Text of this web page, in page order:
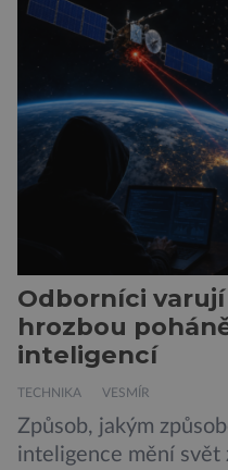
London ukazuje, že
populárního systému
Muska, mají
představy […]
Odborníci
hrozbou
inteligencí
TECHNIKA VESMÍR
Způsob, jakým
inteligence mění svět